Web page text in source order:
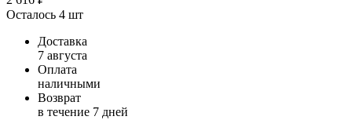
Осталось 4 шт
Доставка
7 августа
Оплата
наличными
Возврат
в течение 7 дней